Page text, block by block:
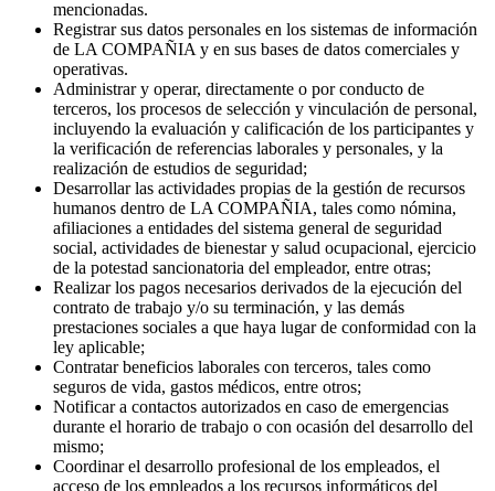
accionistas, consumidores, clientes, distribuidores,
proveedores, acreedores y deudores, para las finalidades antes
mencionadas.
Registrar sus datos personales en los sistemas de información
de LA COMPAÑIA y en sus bases de datos comerciales y
operativas.
Administrar y operar, directamente o por conducto de
terceros, los procesos de selección y vinculación de personal,
incluyendo la evaluación y calificación de los participantes y
la verificación de referencias laborales y personales, y la
realización de estudios de seguridad;
Desarrollar las actividades propias de la gestión de recursos
humanos dentro de LA COMPAÑIA, tales como nómina,
afiliaciones a entidades del sistema general de seguridad
social, actividades de bienestar y salud ocupacional, ejercicio
de la potestad sancionatoria del empleador, entre otras;
Realizar los pagos necesarios derivados de la ejecución del
contrato de trabajo y/o su terminación, y las demás
prestaciones sociales a que haya lugar de conformidad con la
ley aplicable;
Contratar beneficios laborales con terceros, tales como
seguros de vida, gastos médicos, entre otros;
Notificar a contactos autorizados en caso de emergencias
durante el horario de trabajo o con ocasión del desarrollo del